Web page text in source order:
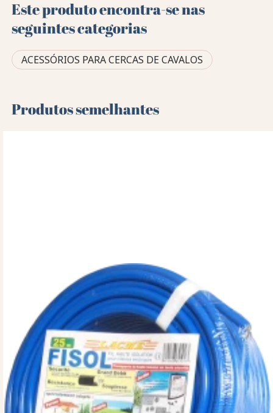
Este produto encontra-se nas
seguintes categorias
ACESSÓRIOS PARA CERCAS DE CAVALOS
Produtos semelhantes